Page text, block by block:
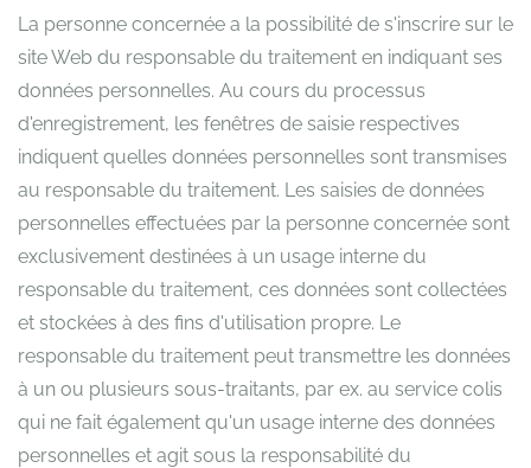
La personne concernée a la possibilité de s'inscrire sur le
site Web du responsable du traitement en indiquant ses
données personnelles. Au cours du processus
d'enregistrement, les fenêtres de saisie respectives
indiquent quelles données personnelles sont transmises
au responsable du traitement. Les saisies de données
personnelles effectuées par la personne concernée sont
exclusivement destinées à un usage interne du
responsable du traitement, ces données sont collectées
et stockées à des fins d'utilisation propre. Le
responsable du traitement peut transmettre les données
à un ou plusieurs sous-traitants, par ex. au service colis
qui ne fait également qu'un usage interne des données
personnelles et agit sous la responsabilité du